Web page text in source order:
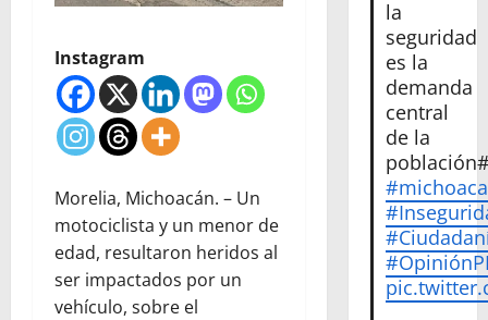
Instagram
Morelia, Michoacán. – Un
motociclista y un menor de
edad, resultaron heridos al
ser impactados por un
vehículo, sobre el
la
seguridad
es la
demanda
central
de la